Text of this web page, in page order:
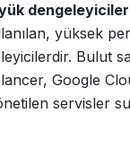
yüksek
Bulut
Google
servisler